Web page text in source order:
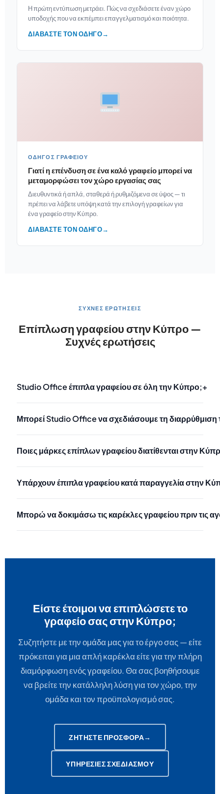
Η πρώτη εντύπωση μετράει. Πώς να σχεδιάσετε έναν χώρο
υποδοχής που να εκπέμπει επαγγελματισμό και ποιότητα.
ΔΙΑΒΆΣΤΕ ΤΟΝ ΟΔΗΓΌ→
ΟΔΗΓΌΣ ΓΡΑΦΕΊΟΥ
Γιατί η επένδυση σε ένα καλό γραφείο μπορεί να
μεταμορφώσει τον χώρο εργασίας σας
Διευθυντικά ή απλά, σταθερά ή ρυθμιζόμενα σε ύψος — τι
πρέπει να λάβετε υπόψη κατά την επιλογή γραφείων για
ένα γραφείο στην Κύπρο.
ΔΙΑΒΆΣΤΕ ΤΟΝ ΟΔΗΓΌ→
ΣΥΧΝΈΣ ΕΡΩΤΉΣΕΙΣ
Επίπλωση γραφείου στην Κύπρο —
Συχνές ερωτήσεις
Studio Office έπιπλα γραφείου σε όλη την Κύπρο;+
Μπορεί Studio Office να σχεδιάσουμε τη διαρρύθμιση
Ποιες μάρκες επίπλων γραφείου διατίθενται στην
Υπάρχουν έπιπλα γραφείου κατά παραγγελία στην
Μπορώ να δοκιμάσω τις καρέκλες γραφείου πριν τις
Είστε έτοιμοι να επιπλώσετε το
γραφείο σας στην Κύπρο;
Συζητήστε με την ομάδα μας για το έργο σας — είτε
πρόκειται για μια απλή καρέκλα είτε για την πλήρη
διαμόρφωση ενός γραφείου. Θα σας βοηθήσουμε
να βρείτε την κατάλληλη λύση για τον χώρο, την
ομάδα και τον προϋπολογισμό σας.
ΖΗΤΉΣΤΕ ΠΡΟΣΦΟΡΆ→
ΥΠΗΡΕΣΊΕΣ ΣΧΕΔΙΑΣΜΟΎ